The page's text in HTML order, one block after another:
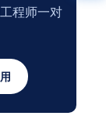
程师一对